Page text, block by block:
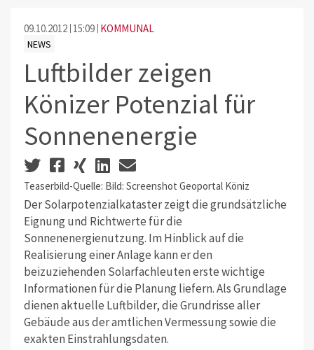
09.10.2012 15:09 KOMMUNAL
NEWS
Luftbilder zeigen
Könizer Potenzial für
Sonnenenergie
Teaserbild-Quelle: Bild: Screenshot Geoportal Köniz
Der Solarpotenzialkataster zeigt die grundsätzliche
Eignung und Richtwerte für die
Sonnenenergienutzung. Im Hinblick auf die
Realisierung einer Anlage kann er den
beizuziehenden Solarfachleuten erste wichtige
Informationen für die Planung liefern. Als Grundlage
dienen aktuelle Luftbilder, die Grundrisse aller
Gebäude aus der amtlichen Vermessung sowie die
exakten Einstrahlungsdaten.